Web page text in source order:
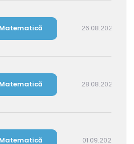
26.08.2026 14:30
28.08.2026 16:00
01.09.2026 16:00